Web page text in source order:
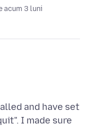
acum 3 luni
and have set
I made sure